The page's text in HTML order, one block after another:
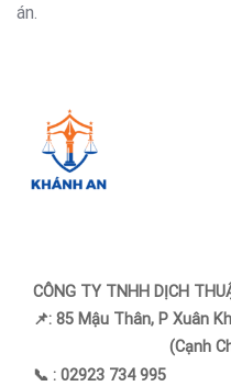
án.
CÔNG TY TNHH DỊCH
📌:85 Mậu Thân, P Xuân
(Cạnh Chùa Bửu
📞 :02923 734 995